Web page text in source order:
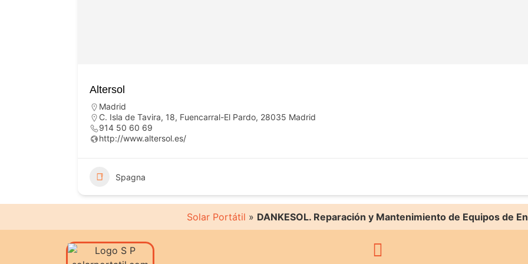
Altersol
Madrid
C. Isla de Tavira, 18, Fuencarral-El Pardo, 28035 Madrid
914 50 60 69
http://www.altersol.es/
Spagna
Solar Portátil » DANKESOL. Reparación y Mantenimiento de Equipos de